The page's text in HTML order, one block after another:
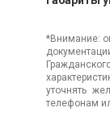
*Внимание:
уточнять
телефонам